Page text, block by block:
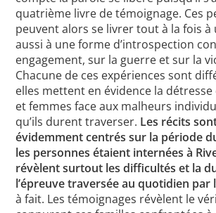
quatrième livre de témoignage. Ces
peuvent alors se livrer tout à la fois à
aussi à une forme d’introspection
engagement, sur la guerre et sur la
Chacune de ces expériences sont
elles mettent en évidence la
et femmes face aux malheurs
qu’ils durent traverser. Les récits
évidemment centrés sur la période
les personnes étaient internées à
révèlent surtout les difficultés et la
l’épreuve traversée au quotidien par
à fait. Les témoignages révèlent le